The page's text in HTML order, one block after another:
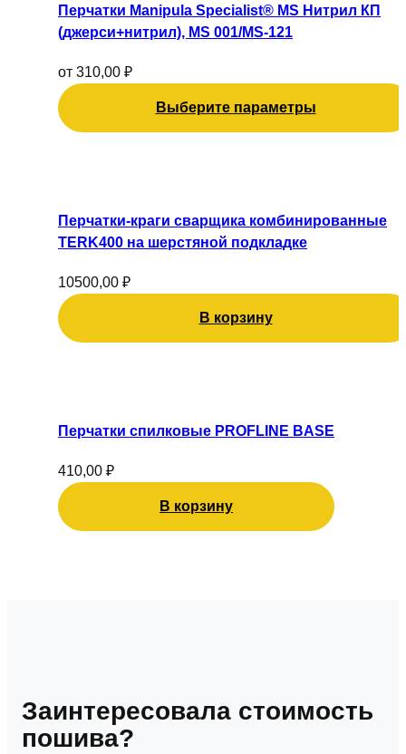
Перчатки Manipula Specialist® MS Нитрил КП
(джерси+нитрил), MS 001/MS-121
от 310,00 ₽
Выберите параметры
несколько
Опции
можно
выбрать
на
Перчатки-краги сварщика комбинированные
TERK400 на шерстяной подкладке
10500,00 ₽
В корзину
Перчатки спилковые PROFLINE BASE
410,00 ₽
В корзину
Заинтересовала стоимость
пошива?